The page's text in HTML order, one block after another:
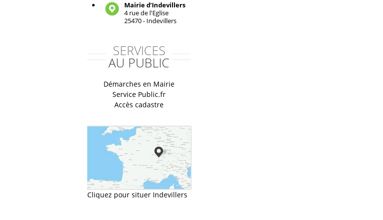
Mairie d’Indevillers
4 rue de l'Eglise
25470 - Indevillers
SERVICES
AU PUBLIC
Démarches en Mairie
Service Public.fr
Accès cadastre
Cliquez pour situer Indevillers